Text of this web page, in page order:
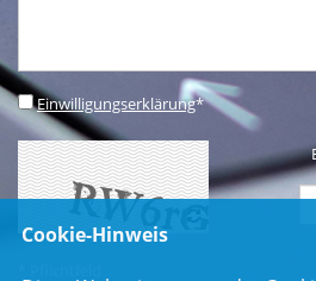
Einwilligungserklärung*
Cookie-Hinweis